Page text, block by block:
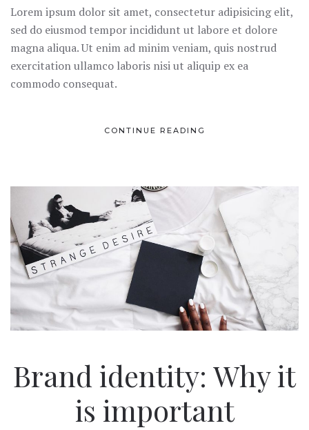
Lorem ipsum dolor sit amet, consectetur adipisicing elit,
sed do eiusmod tempor incididunt ut labore et dolore
magna aliqua. Ut enim ad minim veniam, quis nostrud
exercitation ullamco laboris nisi ut aliquip ex ea
commodo consequat.
CONTINUE READING
Brand identity: Why it
is important